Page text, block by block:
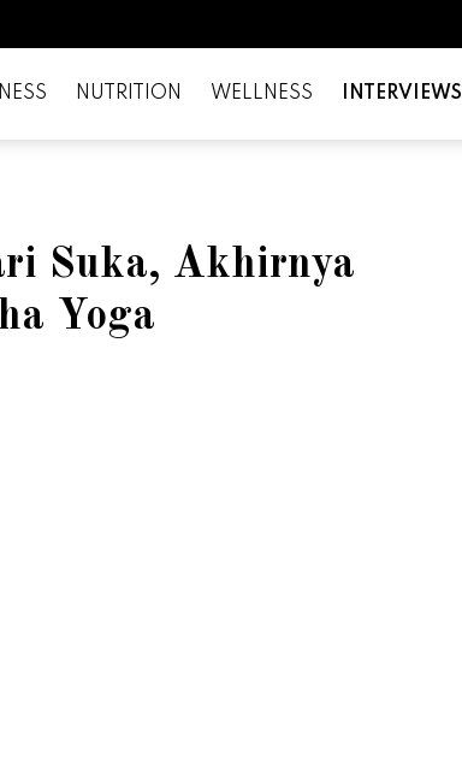
NUTRITION WELLNESS INTERVIEWS
Suka, Akhirnya
Yoga